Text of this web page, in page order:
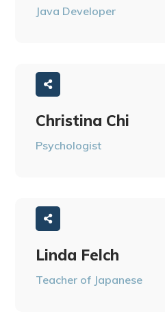
Java Developer
Christina Chi
Psychologist
Linda Felch
Teacher of Japanese